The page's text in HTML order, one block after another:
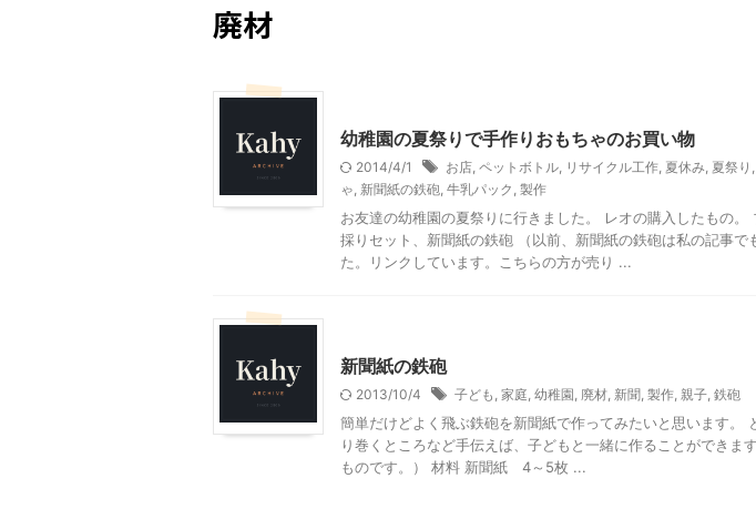
廃材
幼稚園の夏祭りで手作りおもちゃのお買い物
2014/4/1 お店 ペットボトル リサイクル工作 夏休み 夏祭り
ゃ 新聞紙の鉄砲 牛乳パック 製作
お友達の幼稚園の夏祭りに行きました。 レオの購入したもの。
採りセット、新聞紙の鉄砲 （以前、新聞紙の鉄砲は私の記事で
た。リンクしています。こちらの方が売り ...
新聞紙の鉄砲
2013/10/4 子ども 家庭 幼稚園 廃材 新聞 製作 親子 鉄砲
簡単だけどよく飛ぶ鉄砲を新聞紙で作ってみたいと思います。
り巻くところなど手伝えば、子どもと一緒に作ることができま
ものです。） 材料 新聞紙 4～5枚 ...